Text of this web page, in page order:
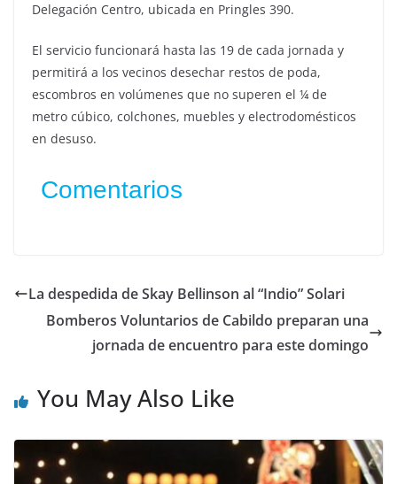
Delegación Centro, ubicada en Pringles 390.
El servicio funcionará hasta las 19 de cada jornada y
permitirá a los vecinos desechar restos de poda,
escombros en volúmenes que no superen el ¼ de
metro cúbico, colchones, muebles y electrodomésticos
en desuso.
Comentarios
La despedida de Skay Bellinson al “Indio” Solari
Bomberos Voluntarios de Cabildo preparan una
jornada de encuentro para este domingo
You May Also Like